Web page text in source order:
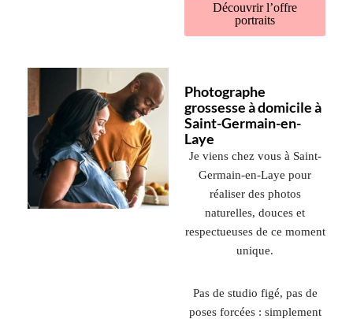
Découvrir l’offre
portraits
Photographe
grossesse à domicile à
Saint-Germain-en-
Laye
Je viens chez vous à Saint-
Germain-en-Laye pour
réaliser des photos
naturelles, douces et
respectueuses de ce moment
unique.
Pas de studio figé, pas de
poses forcées : simplement